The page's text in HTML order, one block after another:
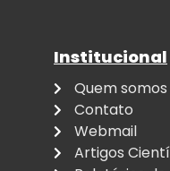
Institucional
Quem somos
Contato
Webmail
Artigos